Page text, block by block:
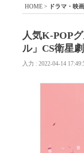
HOME > ドラマ・映
人気K-POP
ル」CS衛星
入力 : 2022-04-14